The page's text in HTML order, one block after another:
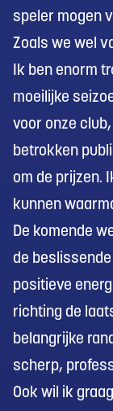
speler mogen
Zoals we wel
Ik ben enorm
moeilijke
voor onze
betrokken
om de prijzen.
kunnen
De komende
de
positieve
richting de
belangrijke
scherp,
Ook wil ik